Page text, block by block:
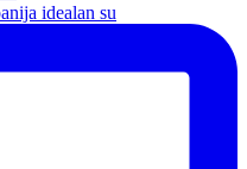
idealan su